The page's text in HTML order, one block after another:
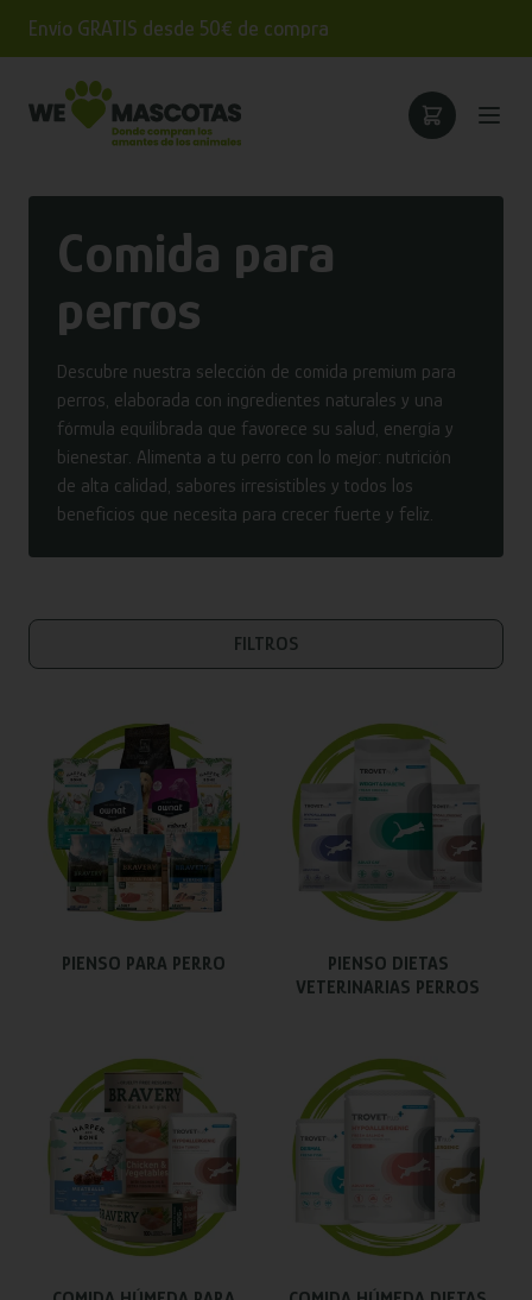
Envío GRATIS desde 50€ de compra
Comida para
perros
Descubre nuestra selección de comida premium para
perros, elaborada con ingredientes naturales y una
fórmula equilibrada que favorece su salud, energía y
bienestar. Alimenta a tu perro con lo mejor: nutrición
de alta calidad, sabores irresistibles y todos los
beneficios que necesita para crecer fuerte y feliz.
FILTROS
PIENSO PARA PERRO
PIENSO DIETAS
VETERINARIAS PERROS